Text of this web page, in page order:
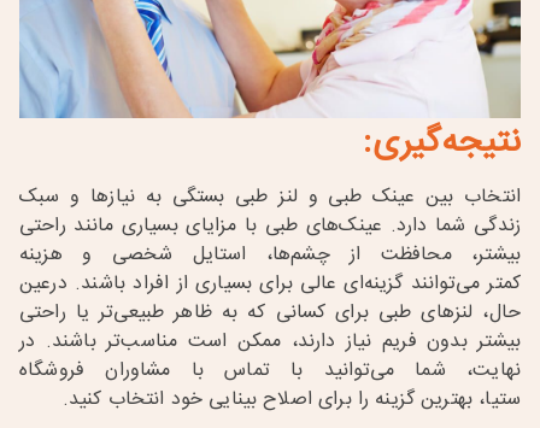
نتیجه‌گیری:
انتخاب بین عینک طبی و لنز طبی بستگی به نیازها و سبک
زندگی شما دارد. عینک‌های طبی با مزایای بسیاری مانند راحتی
بیشتر، محافظت از چشم‌ها، استایل شخصی و هزینه
کمتر می‌توانند گزینه‌ای عالی برای بسیاری از افراد باشند. درعین
حال، لنزهای طبی برای کسانی که به ظاهر طبیعی‌تر یا راحتی
بیشتر بدون فریم نیاز دارند، ممکن است مناسب‌تر باشند. در
نهایت، شما می‌توانید با تماس با مشاوران فروشگاه
ستیا، بهترین گزینه را برای اصلاح بینایی خود انتخاب کنید.